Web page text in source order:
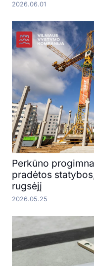
2026.06.01
Perkūno
pradėtos
rugsėjį
2026.05.25